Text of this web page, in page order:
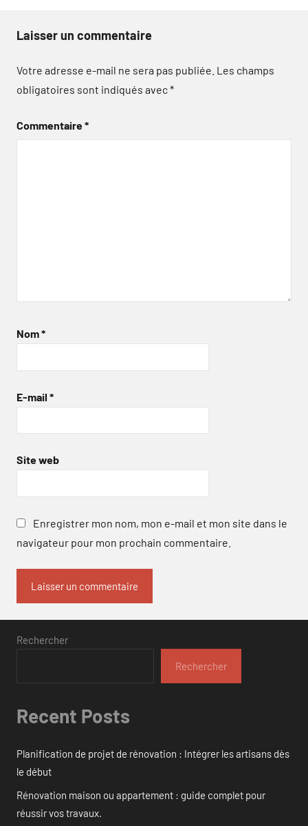
Laisser un commentaire
Votre adresse e-mail ne sera pas publiée. Les champs
obligatoires sont indiqués avec*
Commentaire*
Nom*
E-mail *
Site web
Enregistrer mon nom, mon e-mail et mon site dans le
navigateur pour mon prochain commentaire.
Rechercher
Rechercher
Recent Posts
Planification de projet de rénovation : Intégrer les artisans dès
le début
Rénovation maison ou appartement : guide complet pour
réussir vos travaux.